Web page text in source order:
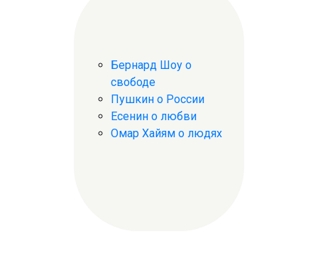
Бернард Шоу о
свободе
Пушкин о России
Есенин о любви
Омар Хайям о людях